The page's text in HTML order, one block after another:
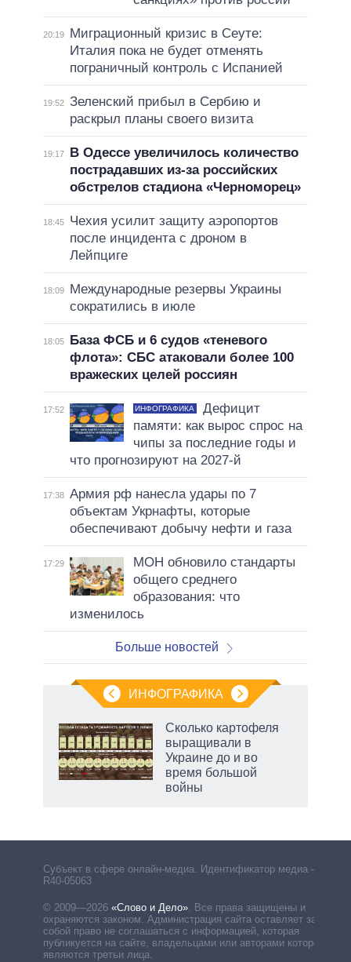
20:19
Миграционный кризис в Сеуте:
Италия пока не будет отменять
пограничный контроль с Испанией
19:52 Зеленский прибыл в Сербию и
раскрыл планы своего визита
19:17
В Одессе увеличилось количество
пострадавших из-за российских
обстрелов стадиона «Черноморец»
18:45
Чехия усилит защиту аэропортов
после инцидента с дроном в
Лейпциге
18:09
Международные резервы Украины
сократились в июле
18:05
База ФСБ и 6 судов «теневого
флота»: СБС атаковали более 100
вражеских целей россиян
17:52 ИНФОГРАФИКА
Дефицит
памяти: как вырос спрос на
чипы за последние годы и
что прогнозируют на 2027-й
17:38 Армия рф нанесла удары по 7
объектам Укрнафты, которые
обеспечивают добычу нефти и газа
17:29
МОН обновило стандарты
общего среднего
образования: что
изменилось
Больше новостей
ИНФОГРАФИКА
Сколько картофеля
выращивали в
Украине до и во
время большой
войны
Субъект в сфере онлайн-медиа. Идентификатор медиа –
R40-05063
© 2009—2026 «Слово и Дело». Все права защищены и
охраняются законом. Администрация сайта оставляет за
собой право не соглашаться с информацией, которая
публикуется на сайте, владельцами или авторами которой
являются третьи лица.